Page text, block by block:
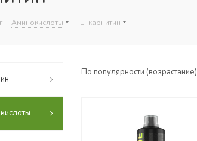
- Аминокислоты - L- карнитин
По популярности (возрастание)